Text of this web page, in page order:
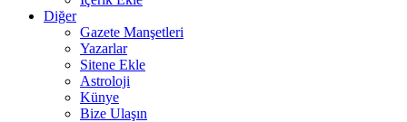
Diğer
Gazete Manşetleri
Yazarlar
Sitene Ekle
Astroloji
Künye
Bize Ulaşın